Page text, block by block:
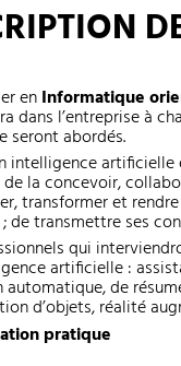
enInformatique
dans l’entreprise à
seront abordés.
intelligence
de la concevoir,
transformer et
de transmettre ses
qui
artificielle :
de
d’objets, réalité
pratique